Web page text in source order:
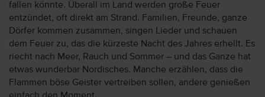
fallen könnte. Überall im Land werden große Feuer
entzündet, oft direkt am Strand. Familien, Freunde, ganze
Dörfer kommen zusammen, singen Lieder und schauen
dem Feuer zu, das die kürzeste Nacht des Jahres erhellt. Es
riecht nach Meer, Rauch und Sommer – und das Ganze hat
etwas wunderbar Nordisches. Manche erzählen, dass die
Flammen böse Geister vertreiben sollen, andere genießen